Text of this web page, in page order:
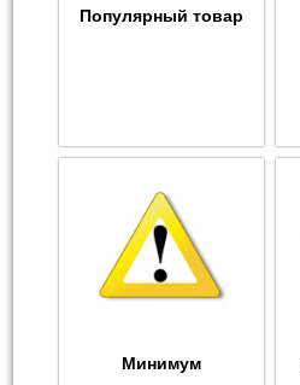
Популярный товар
Минимум